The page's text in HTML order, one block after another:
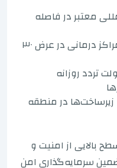
معتبر در فاصله
دسترسی به بیمارستان‌ها و مراکز درمانی در عرض ۳۰
تردد روزانه
زیرساخت‌ها در منطقه
بالایی از امنیت و
سرمایه‌گذاری امن